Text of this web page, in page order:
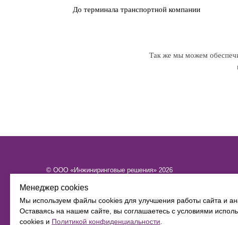
Менеджер cookies
Мы используем файлы cookies для улучшения работы сайта и
Оставаясь на нашем сайте, вы соглашаетесь с условиями
cookies и Политикой конфиденциальности.
До терминала транспортной компании
Так же мы можем
© ООО «Инжиниринговые решения» 2026
Политика конфиденциальности
Согласие на обработку персональных данных